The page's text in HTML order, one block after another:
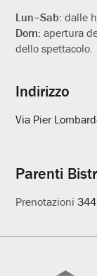
Lun–Sab:dalle
Dom:apertura
dello spettacolo.
Indirizzo
Via Pier
Parenti
Prenotazioni